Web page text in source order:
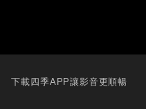
下載四季APP讓影音更順暢